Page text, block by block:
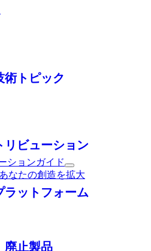
術トピック
リビューション
ションガイド
あなたの創造を拡大
ラットフォーム
廃止製品